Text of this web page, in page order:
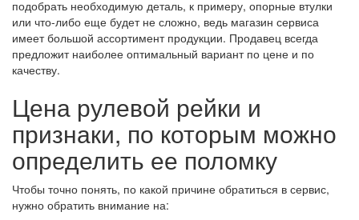
подобрать необходимую деталь, к примеру, опорные втулки
или что-либо еще будет не сложно, ведь магазин сервиса
имеет большой ассортимент продукции. Продавец всегда
предложит наиболее оптимальный вариант по цене и по
качеству.
Цена рулевой рейки и
признаки, по которым можно
определить ее поломку
Чтобы точно понять, по какой причине обратиться в сервис,
нужно обратить внимание на: